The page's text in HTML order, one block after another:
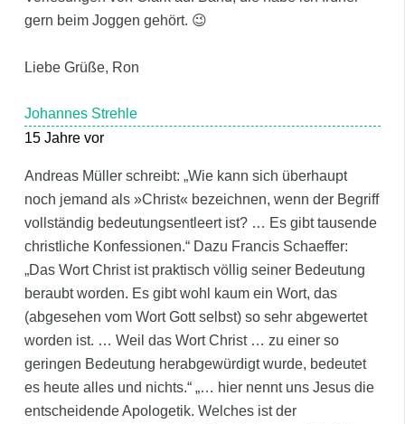
gern beim Joggen gehört. 😉
Liebe Grüße, Ron
Johannes Strehle
15 Jahre vor
Andreas Müller schreibt: „Wie kann sich überhaupt
noch jemand als »Christ« bezeichnen, wenn der Begriff
vollständig bedeutungsentleert ist? … Es gibt tausende
christliche Konfessionen.“ Dazu Francis Schaeffer:
„Das Wort Christ ist praktisch völlig seiner Bedeutung
beraubt worden. Es gibt wohl kaum ein Wort, das
(abgesehen vom Wort Gott selbst) so sehr abgewertet
worden ist. … Weil das Wort Christ … zu einer so
geringen Bedeutung herabgewürdigt wurde, bedeutet
es heute alles und nichts.“ „… hier nennt uns Jesus die
entscheidende Apologetik. Welches ist der